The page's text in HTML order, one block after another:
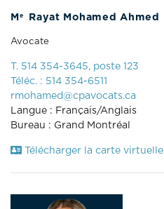
M e Rayat Mohamed Ahmed
Avocate
T. 514 354-3645, poste 123
Téléc. : 514 354-6511
rmohamed@cpavocats.ca
Langue : Français/Anglais
Bureau : Grand Montréal
Télécharger la carte virtuelle